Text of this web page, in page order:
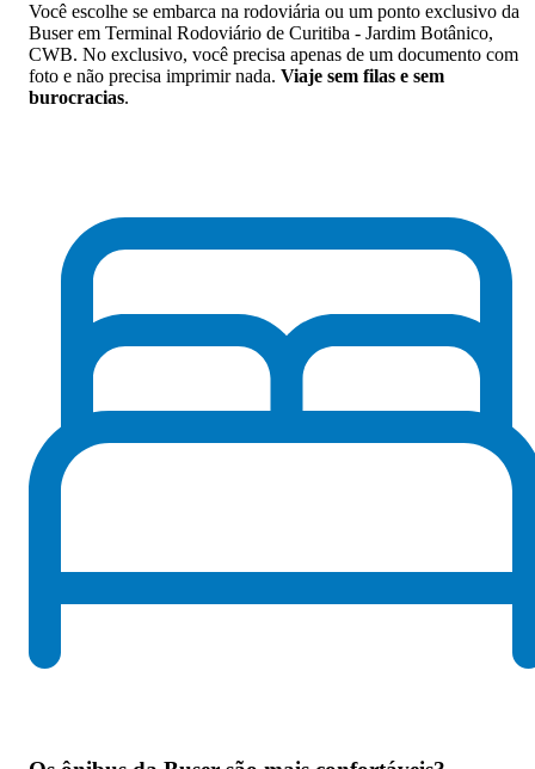
Você escolhe se embarca na rodoviária ou um ponto exclusivo da
Buser em Terminal Rodoviário de Curitiba - Jardim Botânico,
CWB. No exclusivo, você precisa apenas de um documento com
foto e não precisa imprimir nada. Viaje sem filas e sem
burocracias.